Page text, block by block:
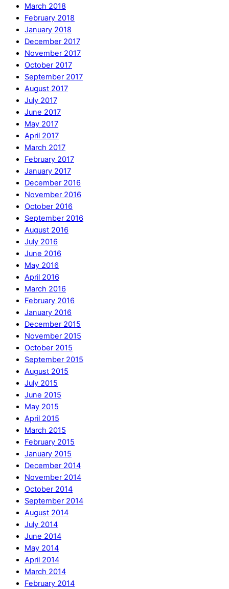
March 2018
February 2018
January 2018
December 2017
November 2017
October 2017
September 2017
August 2017
July 2017
June 2017
May 2017
April 2017
March 2017
February 2017
January 2017
December 2016
November 2016
October 2016
September 2016
August 2016
July 2016
June 2016
May 2016
April 2016
March 2016
February 2016
January 2016
December 2015
November 2015
October 2015
September 2015
August 2015
July 2015
June 2015
May 2015
April 2015
March 2015
February 2015
January 2015
December 2014
November 2014
October 2014
September 2014
August 2014
July 2014
June 2014
May 2014
April 2014
March 2014
February 2014